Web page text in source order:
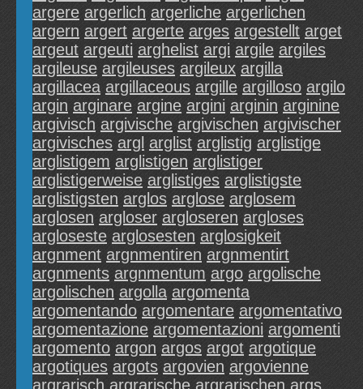
argere argerlich argerliche argerlichen
argern argert argerte arges argestellt arget
argeut argeuti arghelist argi argile argiles
argileuse argileuses argileux argilla
argillacea argillaceous argille argilloso argilo
argin arginare argine argini arginin arginine
argivisch argivische argivischen argivischer
argivisches argl arglist arglistig arglistige
arglistigem arglistigen arglistiger
arglistigerweise arglistiges arglistigste
arglistigsten arglos arglose arglosem
arglosen argloser argloseren argloses
argloseste arglosesten arglosigkeit
argnment argnmentiren argnmentirt
argnments argnmentum argo argolische
argolischen argolla argomenta
argomentando argomentare argomentativo
argomentazione argomentazioni argomenti
argomento argon argos argot argotique
argotiques argots argovien argovienne
argrarisch argrarische argrarischen args